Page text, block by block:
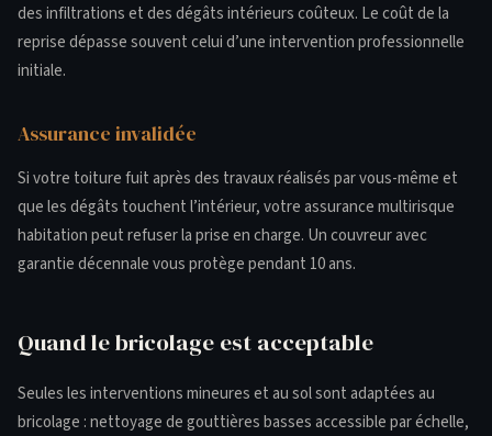
des infiltrations et des dégâts intérieurs coûteux. Le coût de la
reprise dépasse souvent celui d’une intervention professionnelle
initiale.
Assurance invalidée
Si votre toiture fuit après des travaux réalisés par vous-même et
que les dégâts touchent l’intérieur, votre assurance multirisque
habitation peut refuser la prise en charge. Un couvreur avec
garantie décennale vous protège pendant 10 ans.
Quand le bricolage est acceptable
Seules les interventions mineures et au sol sont adaptées au
bricolage : nettoyage de gouttières basses accessible par échelle,